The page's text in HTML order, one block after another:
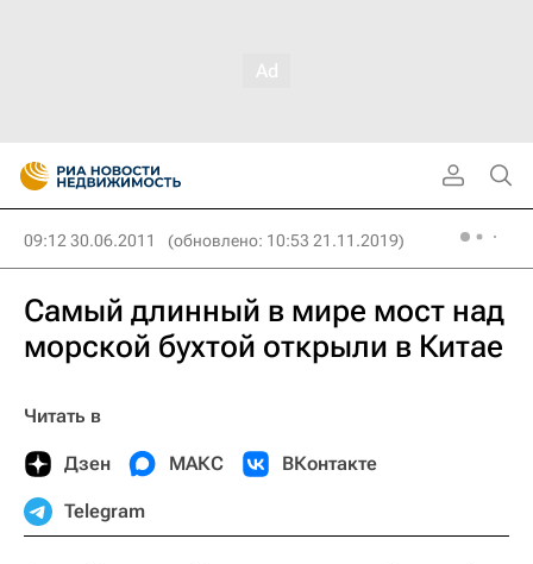
09:12 30.06.2011 (обновлено: 10:53 21.11.2019)
Самый длинный в мире мост над
морской бухтой открыли в Китае
Читать в
Дзен МАКС ВКонтакте
Telegram